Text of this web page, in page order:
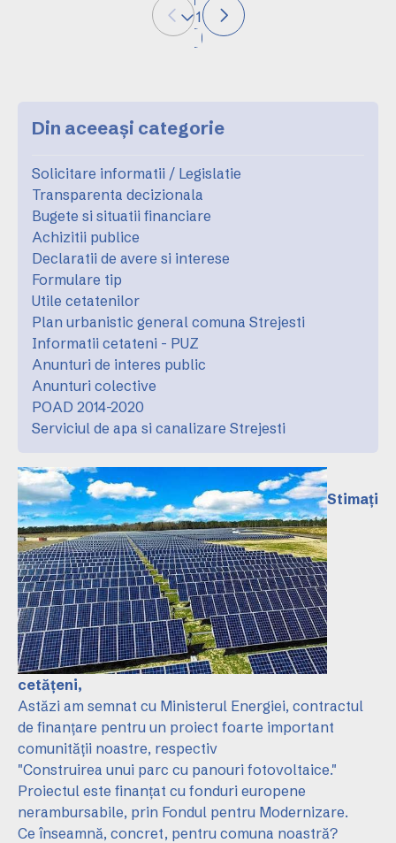
1
Din aceeași categorie
Solicitare informatii / Legislatie
Transparenta decizionala
Bugete si situatii financiare
Achizitii publice
Declaratii de avere si interese
Formulare tip
Utile cetatenilor
Plan urbanistic general comuna Strejesti
Informatii cetateni - PUZ
Anunturi de interes public
Anunturi colective
POAD 2014-2020
Serviciul de apa si canalizare Strejesti
Stimați
cetățeni,
Astăzi am semnat cu Ministerul Energiei, contractul
de finanțare pentru un proiect foarte important
comunității noastre, respectiv
"Construirea unui parc cu panouri fotovoltaice."
Proiectul este finanțat cu fonduri europene
nerambursabile, prin Fondul pentru Modernizare.
Ce înseamnă, concret, pentru comuna noastră?